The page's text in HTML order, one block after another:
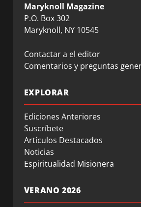
Maryknoll Magazine
P.O. Box 302
Maryknoll, NY 10545
Contactar a el editor
Comentarios y preguntas
EXPLORAR
Ediciones Anteriores
Suscríbete
Artículos Destacados
Noticias
Espiritualidad Misionera
VERANO 2026